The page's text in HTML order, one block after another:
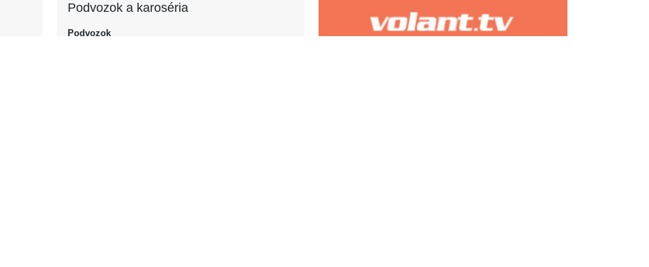
Podvozok a karoséria
Podvozok